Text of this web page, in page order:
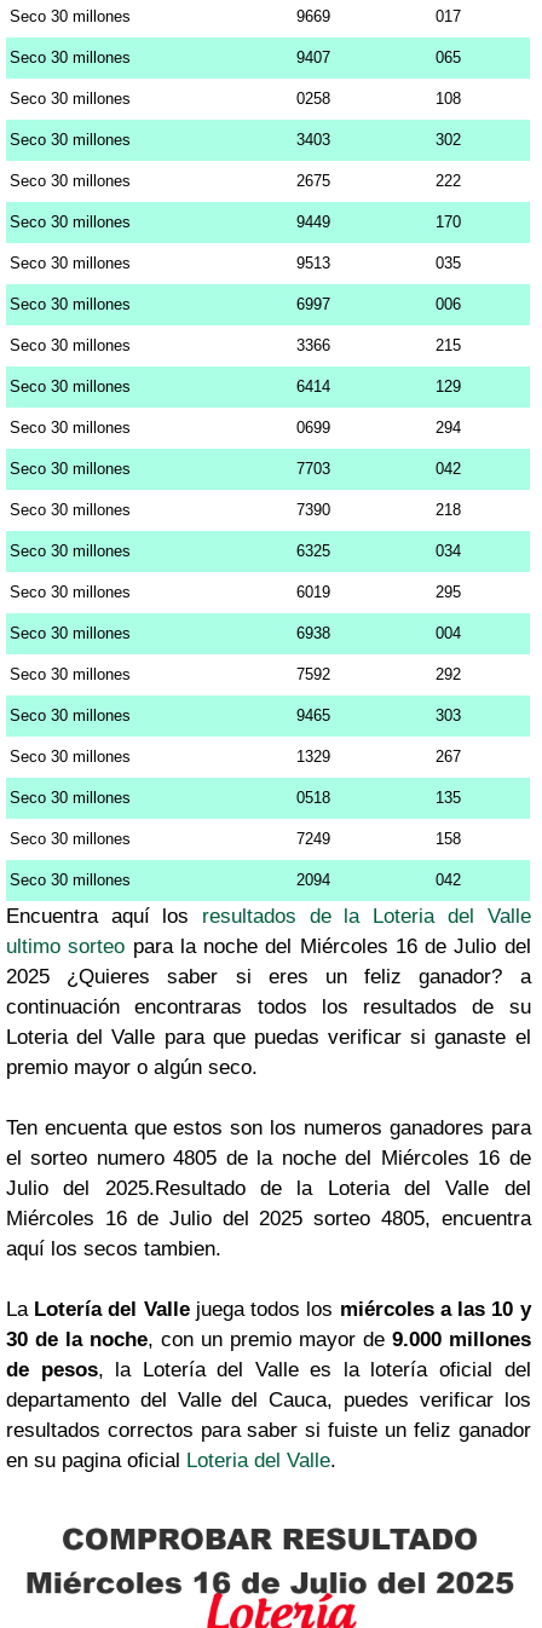
Seco 30 millones 9669 017
Seco 30 millones 9407 065
Seco 30 millones 0258 108
Seco 30 millones 3403 302
Seco 30 millones 2675 222
Seco 30 millones 9449 170
Seco 30 millones 9513 035
Seco 30 millones 6997 006
Seco 30 millones 3366 215
Seco 30 millones 6414 129
Seco 30 millones 0699 294
Seco 30 millones 7703 042
Seco 30 millones 7390 218
Seco 30 millones 6325 034
Seco 30 millones 6019 295
Seco 30 millones 6938 004
Seco 30 millones 7592 292
Seco 30 millones 9465 303
Seco 30 millones 1329 267
Seco 30 millones 0518 135
Seco 30 millones 7249 158
Seco 30 millones 2094 042
Encuentra aquí los resultados de la Loteria del Valle
ultimo sorteo para la noche del Miércoles 16 de Julio del
2025 ¿Quieres saber si eres un feliz ganador? a
continuación encontraras todos los resultados de su
Loteria del Valle para que puedas verificar si ganaste el
premio mayor o algún seco.
Ten encuenta que estos son los numeros ganadores para
el sorteo numero 4805 de la noche del Miércoles 16 de
Julio del 2025.Resultado de la Loteria del Valle del
Miércoles 16 de Julio del 2025 sorteo 4805, encuentra
aquí los secos tambien.
La Lotería del Vallejuega todos los miércoles a las 10 y
30 de la noche, con un premio mayor de 9.000 millones
de pesos, la Lotería del Valle es la lotería oficial del
departamento del Valle del Cauca, puedes verificar los
resultados correctos para saber si fuiste un feliz ganador
en su pagina oficial Loteria del Valle.